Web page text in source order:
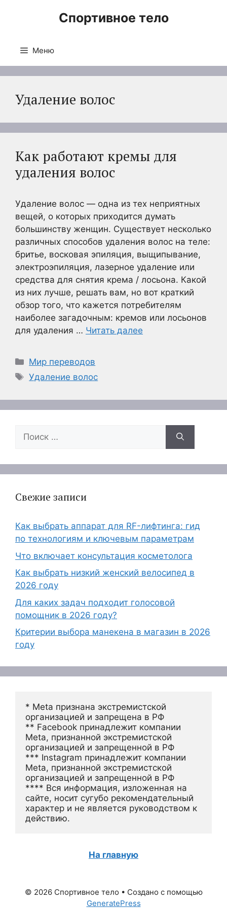
Спортивное тело
Меню
Удаление волос
Как работают кремы для
удаления волос
Удаление волос — одна из тех неприятных
вещей, о которых приходится думать
большинству женщин. Существует несколько
различных способов удаления волос на теле:
бритье, восковая эпиляция, выщипывание,
электроэпиляция, лазерное удаление или
средства для снятия крема / лосьона. Какой
из них лучше, решать вам, но вот краткий
обзор того, что кажется потребителям
наиболее загадочным: кремов или лосьонов
для удаления … Читать далее
Рубрики
Мир переводов
Метки
Удаление волос
Поиск:
Свежие записи
Как выбрать аппарат для RF-лифтинга: гид
по технологиям и ключевым параметрам
Что включает консультация косметолога
Как выбрать низкий женский велосипед в
2026 году
Для каких задач подходит голосовой
помощник в 2026 году?
Критерии выбора манекена в магазин в 2026
году
* Meta признана экстремистской
организацией и запрещена в РФ
** Facebook принадлежит компании
Meta, признанной экстремистской
организацией и запрещенной в РФ
*** Instagram принадлежит компании
Meta, признанной экстремистской
организацией и запрещенной в РФ
**** Вся информация, изложенная на
сайте, носит сугубо рекомендательный
характер и не является руководством к
действию.
На главную
© 2026 Спортивное тело • Создано с помощью
GeneratePress